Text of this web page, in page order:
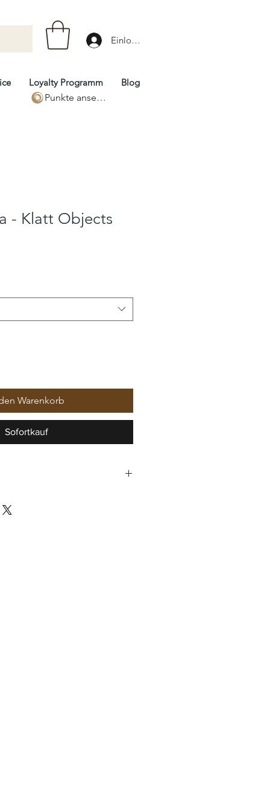
Einloggen
Loyalty Programm
Blog
Punkte ansehen
- Klatt Objects
Warenkorb
Sofortkauf